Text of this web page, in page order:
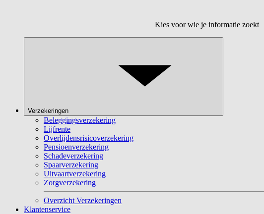
Kies voor wie je informatie zoekt
Verzekeringen
Beleggingsverzekering
Lijfrente
Overlijdensrisicoverzekering
Pensioenverzekering
Schadeverzekering
Spaarverzekering
Uitvaartverzekering
Zorgverzekering
Overzicht Verzekeringen
Klantenservice